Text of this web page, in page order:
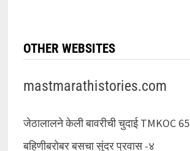
OTHER WEBSITES
mastmarathistories.com
जेठालालने केली बावरीची चुदाई TMKOC 65
बहिणीबरोबर बसचा सुंदर प्रवास -४